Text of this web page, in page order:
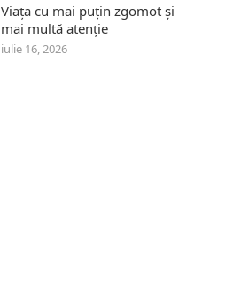
Viața cu mai puțin zgomot și
mai multă atenție
iulie 16, 2026